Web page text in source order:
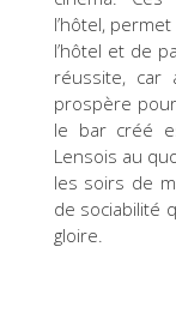
l’hôtel,
l’hôtel et de
réussite,
prospère
le bar créé
Lensois au
les soirs de
de sociabilité
gloire.